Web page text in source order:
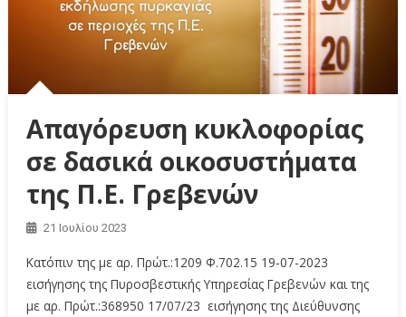
Απαγόρευση κυκλοφορίας
σε δασικά οικοσυστήματα
της Π.Ε. Γρεβενών
21 Ιουλίου 2023
Kατόπιν της με αρ. Πρώτ.:1209 Φ.702.15 19-07-2023
εισήγησης της Πυροσβεστικής Υπηρεσίας Γρεβενών και της
με αρ. Πρώτ.:368950 17/07/23 εισήγησης της Διεύθυνσης